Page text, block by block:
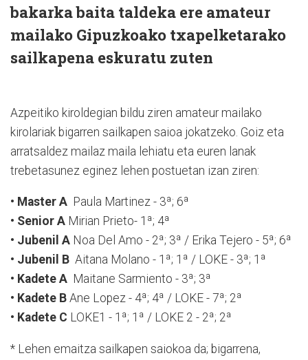
bakarka baita taldeka ere amateur
mailako Gipuzkoako txapelketarako
sailkapena eskuratu zuten
Azpeitiko kiroldegian bildu ziren amateur mailako
kirolariak bigarren sailkapen saioa jokatzeko. Goiz eta
arratsaldez mailaz maila lehiatu eta euren lanak
trebetasunez eginez lehen postuetan izan ziren:
• Master A Paula Martinez - 3ª; 6ª
• Senior A Mirian Prieto- 1ª; 4ª
• Jubenil A Noa Del Amo - 2ª; 3ª / Erika Tejero - 5ª; 6ª
• Jubenil B Aitana Molano - 1ª; 1ª / LOKE - 3ª; 1ª
• Kadete A Maitane Sarmiento - 3ª; 3ª
• Kadete B Ane Lopez - 4ª; 4ª / LOKE - 7ª; 2ª
• Kadete C LOKE1 - 1ª; 1ª / LOKE 2 - 2ª; 2ª
* Lehen emaitza sailkapen saiokoa da; bigarrena,